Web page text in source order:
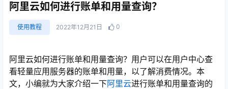
阿里云如何进行账单和用量查询？
使用教程 2022年12月21日 0
阿里云如何进行账单和用量查询？用户可以在用户中心查
看轻量应用服务器的账单和用量，以了解消费情况。本
文，小编就为大家介绍一下阿里云进行账单和用量查询的